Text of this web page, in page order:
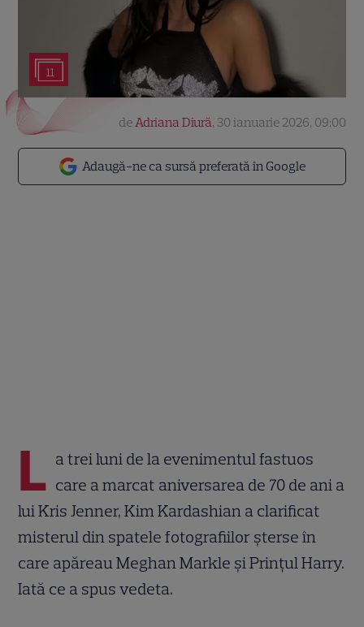
11
Adaugă-ne ca sursă preferată în Google
deAdriana Diură, 30 ianuarie 2026, 09:00
L a trei luni de la evenimentul fastuos
care a marcat aniversarea de 70 de ani a
lui Kris Jenner, Kim Kardashian a clarificat
misterul din spatele fotografiilor șterse în
care apăreau Meghan Markle și Prințul Harry.
Iată ce a spus vedeta.